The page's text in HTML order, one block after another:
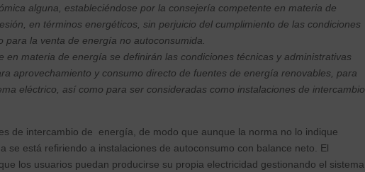
alguna, estableciéndose por la consejería competente en materia de
en términos energéticos, sin perjuicio del cumplimiento de las condiciones
la venta de energía no autoconsumida.
en materia de energía se definirán las condiciones técnicas y administrativas
aprovechamiento y consumo directo de fuentes de energía renovables, para
eléctrico, así como para ser consideradas como instalaciones de intercambio
de intercambio de energía, de modo que aunque la norma no lo indique
se está refiriendo a instalaciones de autoconsumo con balance neto. El
los usuarios puedan producirse su propia electricidad gestionando el sistema